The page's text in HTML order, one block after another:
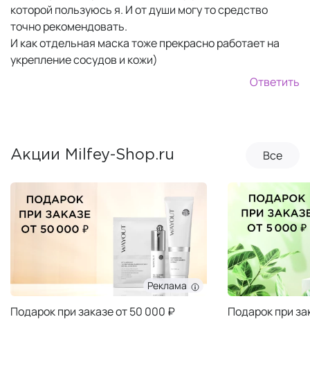
которой пользуюсь я. И от души могу то средство
точно рекомендовать.
И как отдельная маска тоже прекрасно работает на
укрепление сосудов и кожи)
Ответить
Акции Milfey-Shop.ru Все
Реклама
Подарок при заказе от 50 000 ₽ Подарок при